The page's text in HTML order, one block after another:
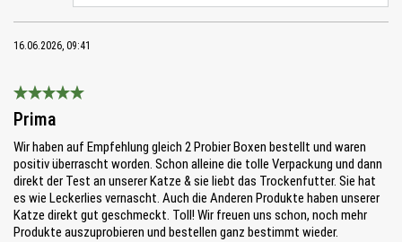
16.06.2026, 09:41
Bewertung mit 5 von 5 Sternen
Prima
Wir haben auf Empfehlung gleich 2 Probier Boxen bestellt und waren
positiv überrascht worden. Schon alleine die tolle Verpackung und dann
direkt der Test an unserer Katze & sie liebt das Trockenfutter. Sie hat
es wie Leckerlies vernascht. Auch die Anderen Produkte haben unserer
Katze direkt gut geschmeckt. Toll! Wir freuen uns schon, noch mehr
Produkte auszuprobieren und bestellen ganz bestimmt wieder.